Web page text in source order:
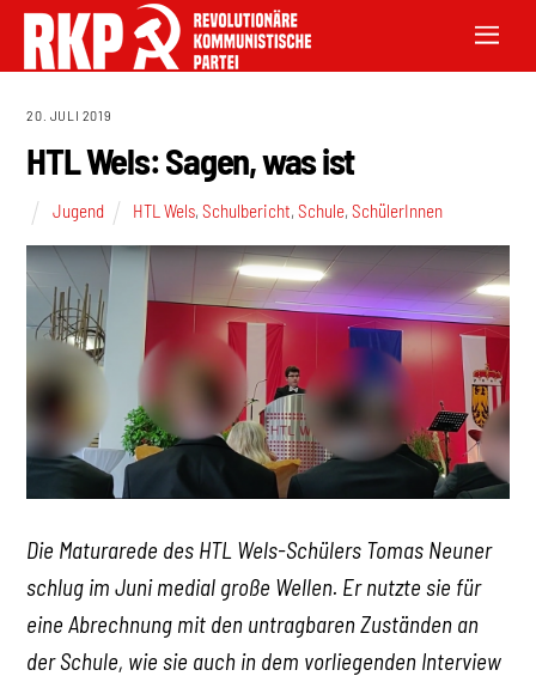
20. JULI 2019
HTL Wels: Sagen, was ist
Jugend HTL Wels,Schulbericht,Schule,SchülerInnen
Die Maturarede des HTL Wels-Schülers Tomas Neuner
schlug im Juni medial große Wellen. Er nutzte sie für
eine Abrechnung mit den untragbaren Zuständen an
der Schule, wie sie auch in dem vorliegenden Interview